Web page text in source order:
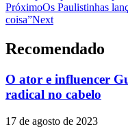
PróximoOs Paulistinhas
coisa”Next
Recomendado
O ator e influencer
radical no cabelo
17 de agosto de 2023